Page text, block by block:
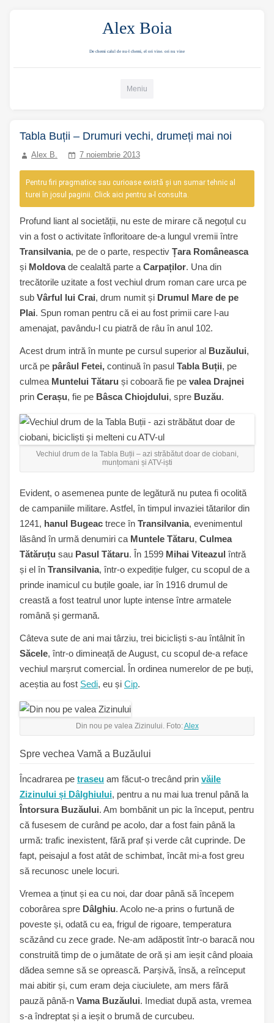
Alex Boia
De chemi calul de nu-l chemi, el ori vine. ori nu vine
Meniu
Tabla Buții – Drumuri vechi, drumeți mai noi
Alex B. 7 noiembrie 2013
Pentru firi pragmatice sau curioase există și un sumar tehnic al
turei în josul paginii. Click aici pentru a-l consulta.
Profund liant al societății, nu este de mirare că negoțul cu
vin a fost o activitate înfloritoare de-a lungul vremii între
Transilvania, pe de o parte, respectiv Țara Româneasca
și Moldovade cealaltă parte a Carpaților. Una din
trecătorile uzitate a fost vechiul drum roman care urca pe
sub Vârful lui Crai, drum numit și Drumul Mare de pe
Plai. Spun roman pentru că ei au fost primii care l-au
amenajat, pavându-l cu piatră de râu în anul 102.
Acest drum intră în munte pe cursul superior al Buzăului,
urcă pe pârâul Fetei, continuă în pasul Tabla Buții, pe
culmea Muntelui Tătaru și coboară fie pe valea Drajnei
prin Cerașu, fie pe Bâsca Chiojdului, spre Buzău.
Vechiul drum de la Tabla Buții – azi străbătut doar de ciobani,
munțomani și ATV-iști
Evident, o asemenea punte de legătură nu putea fi ocolită
de campaniile militare. Astfel, în timpul invaziei tătarilor din
1241, hanul Bugeac trece în Transilvania, evenimentul
lăsând în urmă denumiri ca Muntele Tătaru, Culmea
Tătăruțu sau Pasul Tătaru. În 1599 Mihai Viteazul întră
și el în Transilvania, într-o expediție fulger, cu scopul de a
prinde inamicul cu buțile goale, iar în 1916 drumul de
creastă a fost teatrul unor lupte intense între armatele
română și germană.
Câteva sute de ani mai târziu, trei bicicliști s-au întâlnit în
Săcele, într-o dimineață de August, cu scopul de-a reface
vechiul marșrut comercial. În ordinea numerelor de pe buți,
aceștia au fost Sedi, eu și Cip.
Din nou pe valea Zizinului. Foto:Alex
Spre vechea Vamă a Buzăului
Încadrarea pe traseu am făcut-o trecând prin văile
Zizinului și Dâlghiului, pentru a nu mai lua trenul până la
Întorsura Buzăului. Am bombănit un pic la început, pentru
că fusesem de curând pe acolo, dar a fost fain până la
urmă: trafic inexistent, fără praf și verde cât cuprinde. De
fapt, peisajul a fost atât de schimbat, încât mi-a fost greu
să recunosc unele locuri.
Vremea a ținut și ea cu noi, dar doar până să începem
coborârea spre Dâlghiu. Acolo ne-a prins o furtună de
poveste și, odată cu ea, frigul de rigoare, temperatura
scăzând cu zece grade. Ne-am adăpostit într-o baracă nou
construită timp de o jumătate de oră și am ieșit când ploaia
dădea semne să se oprească. Parșivă, însă, a reînceput
mai abitir și, cum eram deja ciuciulete, am mers fără
pauză până-n Vama Buzăului. Imediat după asta, vremea
s-a îndreptat și a ieșit o brumă de curcubeu.